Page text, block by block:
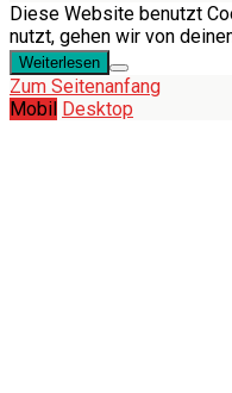
Diese Website benutzt
nutzt, gehen wir von
Weiterlesen
Zum Seitenanfang
Mobil Desktop